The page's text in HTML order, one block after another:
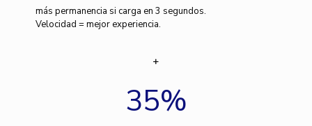
más permanencia si carga en 3 segundos.
Velocidad = mejor experiencia.
35%